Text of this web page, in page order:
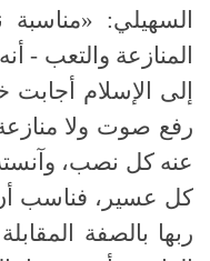
السهيلي:
المنازعة والتعب - أنه
إلى الإسلام
رفع صوت ولا
عنه كل نصب،
كل عسير، فناسب أن
ربها بالصفة